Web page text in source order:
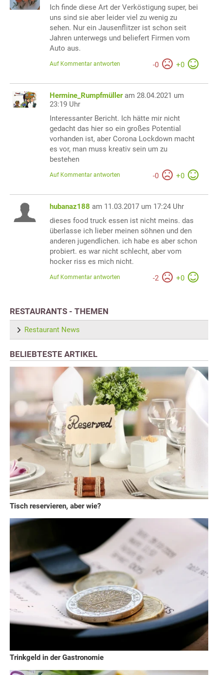
Ich finde diese Art der Verköstigung super, bei
uns sind sie aber leider viel zu wenig zu
sehen. Nur ein Jausenflitzer ist schon seit
Jahren unterwegs und beliefert Firmen vom
Auto aus.
-0 +0
Auf Kommentar antworten
Hermine_Rumpfmüller am 28.04.2021 um
23:19 Uhr
Interessanter Bericht. Ich hätte mir nicht
gedacht das hier so ein großes Potential
vorhanden ist, aber Corona Lockdown macht
es vor, man muss kreativ sein um zu
bestehen
-0 +0
Auf Kommentar antworten
hubanaz188 am 11.03.2017 um 17:24 Uhr
dieses food truck essen ist nicht meins. das
überlasse ich lieber meinen söhnen und den
anderen jugendlichen. ich habe es aber schon
probiert. es war nicht schlecht, aber vom
hocker riss es mich nicht.
-2 +0
Auf Kommentar antworten
RESTAURANTS - THEMEN
Restaurant News
BELIEBTESTE ARTIKEL
Tisch reservieren, aber wie?
Trinkgeld in der Gastronomie